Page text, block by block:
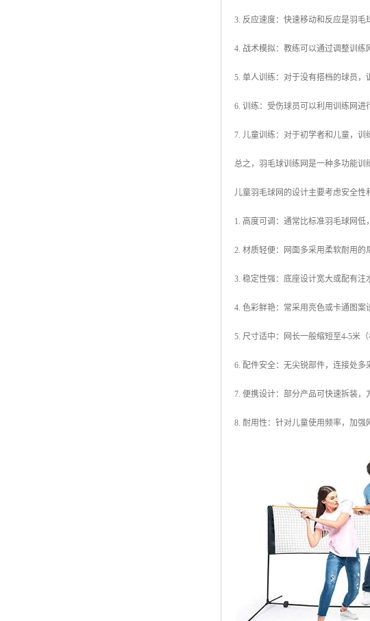
3. 反应速度：快速移动和反应是羽毛
4. 战术模拟：教练可以通过调整训练
5. 单人训练：对于没有搭档的球员，
6. 训练：受伤球员可以利用训练网进
7. 儿童训练：对于初学者和儿童，训
总之，羽毛球训练网是一种多功能训
儿童羽毛球网的设计主要考虑安全性
1. 高度可调：通常比标准羽毛球网低
2. 材质轻便：网面多采用柔软耐用的
3. 稳定性强：底座设计宽大或配有注
4. 色彩鲜艳：常采用亮色或卡通图案
5. 尺寸适中：网长一般缩短至4-5米
6. 配件安全：无尖锐部件，连接处多
7. 便携设计：部分产品可快速拆装，
8. 耐用性：针对儿童使用频率，加强